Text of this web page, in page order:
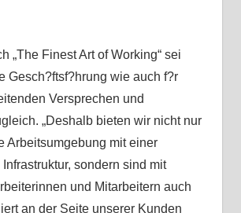
„The Finest Art of Working“ sei
Gesch?ftsf?hrung wie auch f?r
Versprechen und
„Deshalb bieten wir nicht nur
Arbeitsumgebung mit einer
sondern sind mit
und Mitarbeitern auch
an der Seite unserer Kunden